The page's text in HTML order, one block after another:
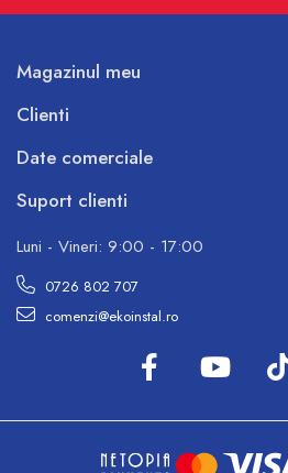
Magazinul meu
Clienti
Date comerciale
Suport clienti
Luni - Vineri: 9:00 - 17:00
0726 802 707
comenzi@ekoinstal.ro